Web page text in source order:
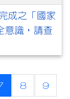
成之「國家
意識，請查
(current)
8 9